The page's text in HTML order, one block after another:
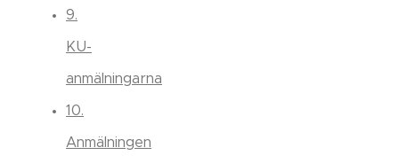
9.
KU-
anmälningarna
10.
Anmälningen